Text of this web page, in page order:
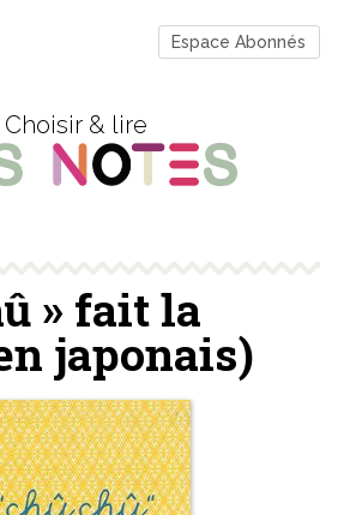
Espace Abonnés
Choisir & lire
» fait la
japonais)